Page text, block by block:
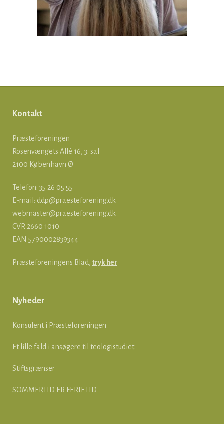
Kontakt
Præsteforeningen
Rosenvængets Allé 16, 3. sal
2100 København Ø
Telefon: 35 26 05 55
E-mail: ddp@praesteforening.dk
webmaster@praesteforening.dk
CVR 2660 1010
EAN 5790002839344
Præsteforeningens Blad, tryk her
Nyheder
Konsulent i Præsteforeningen
Et lille fald i ansøgere til teologistudiet
Stiftsgrænser
SOMMERTID ER FERIETID